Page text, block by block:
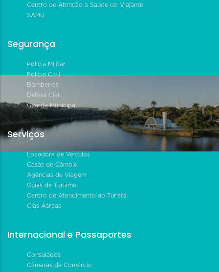
Centro de Atenção à Saúde do Viajante
SAMU
Segurança
Polícia Militar
Polícia Civil
Bombeiros
Defesa Civil
Guarda Municipal
Serviços
Locadora de Veículos
Casas de Câmbio
Agências de Viagem
Guias de Turismo
Centro de Atendimento ao Turista
Cias Aéreas
Internacional e Passaportes
Consulados
Câmaras de Comércio